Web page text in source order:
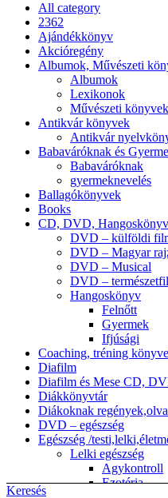
All category
2362
Ajándékkönyv
Akcióregény
Albumok, Művészeti
Albumok
Lexikonok
Művészeti könyvek
Antikvár könyvek
Antikvár
Babaváróknak és
Babaváróknak
gyermeknevelés
Ballagókönyvek
Books
CD, DVD, Hangoskönyv
DVD – külföldi
DVD – Magyar
DVD – Musical
DVD –
Hangoskönyv
Felnőtt
Gyermek
Ifjúsági
Coaching, tréning
Diafilm
Diafilm és Mese CD,
Diákkönyvtár
Diákoknak
DVD – egészség
Egészség /
Lelki egészség
Agykontroll
Ezotéria
Keresés